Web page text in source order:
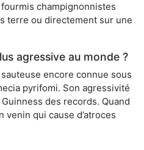
champignonnistes
terre ou directement sur une
agressive au monde ?
encore connue sous
pyrifomi. Son agressivité
des records. Quand
qui cause d’atroces